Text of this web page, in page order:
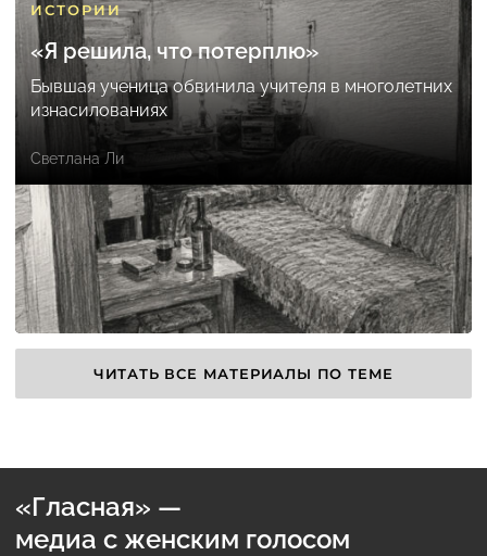
ИСТОРИИ
«Я решила, что потерплю»
Бывшая ученица обвинила учителя в многолетних
изнасилованиях
Светлана Ли
ЧИТАТЬ ВСЕ МАТЕРИАЛЫ ПО ТЕМЕ
«Гласная» —
медиа с женским голосом